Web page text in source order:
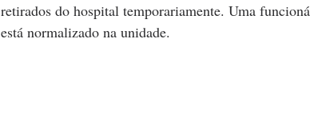
retirados do hospital temporariamente. Uma
está normalizado na unidade.